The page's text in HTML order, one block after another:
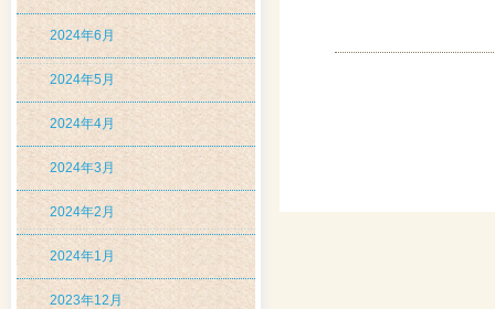
2024年6月
2024年5月
2024年4月
2024年3月
2024年2月
2024年1月
2023年12月